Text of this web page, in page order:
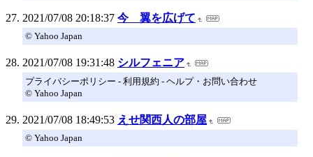
2021/07/08 20:18:37 今 翼を広げて
© Yahoo Japan
2021/07/08 19:31:48 シルフェニア
プライバシーポリシー - 利用規約 - ヘルプ・お問い合わせ
© Yahoo Japan
2021/07/08 18:49:53 えせ関西人の部屋
© Yahoo Japan